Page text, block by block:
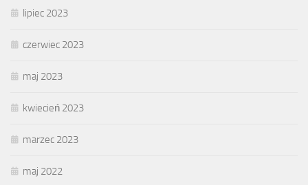
lipiec 2023
czerwiec 2023
maj 2023
kwiecień 2023
marzec 2023
maj 2022